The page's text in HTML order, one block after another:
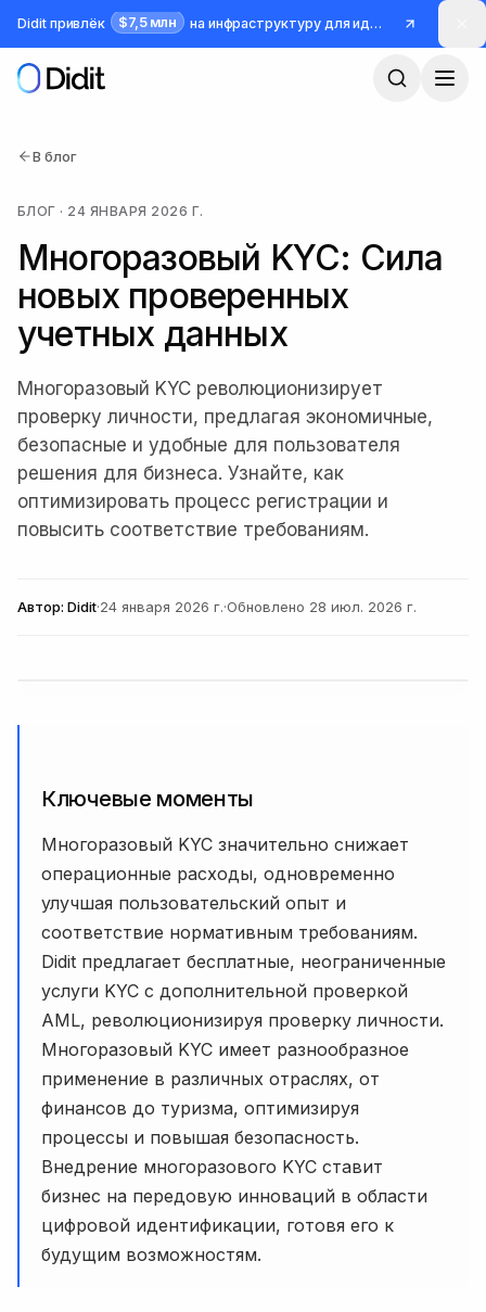
Перейти к основному содержимому
Didit привлёк $7,5 млн на инфраструктуру для идентификации и борьбы с мошенничеством
В блог
БЛОГ · 24 ЯНВАРЯ 2026 Г.
Многоразовый KYC: Сила
новых проверенных
учетных данных
Многоразовый KYC революционизирует
проверку личности, предлагая экономичные,
безопасные и удобные для пользователя
решения для бизнеса. Узнайте, как
оптимизировать процесс регистрации и
повысить соответствие требованиям.
Автор: Didit·24 января 2026 г.·Обновлено 28 июл. 2026 г.
Ключевые моменты
Многоразовый KYC значительно снижает
операционные расходы, одновременно
улучшая пользовательский опыт и
соответствие нормативным требованиям.
Didit предлагает бесплатные, неограниченные
услуги KYC с дополнительной проверкой
AML, революционизируя проверку личности.
Многоразовый KYC имеет разнообразное
применение в различных отраслях, от
финансов до туризма, оптимизируя
процессы и повышая безопасность.
Внедрение многоразового KYC ставит
бизнес на передовую инноваций в области
цифровой идентификации, готовя его к
будущим возможностям.